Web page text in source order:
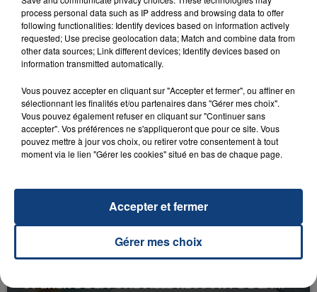
INCENDIE MORTEL À LENS : UNE FEMME ET
SON BÉBÉ ENTRE LA VIE ET LA...
Un homme s'est immolé par le feu après avoir
aspergé sa compagne et leur bébé de trois mois
d'un liquide inflammable.
OPÉRER DE LA CHEVILLE RESSORT DE LA...
process personal data such as IP address and browsing data to offer
following functionalities: Identify devices based on information actively
requested; Use precise geolocation data; Match and combine data from
other data sources; Link different devices; Identify devices based on
information transmitted automatically.
Vous pouvez accepter en cliquant sur "Accepter et fermer", ou affiner en
sélectionnant les finalités et/ou partenaires dans "Gérer mes choix".
Vous pouvez également refuser en cliquant sur "Continuer sans
accepter". Vos préférences ne s'appliqueront que pour ce site. Vous
pouvez mettre à jour vos choix, ou retirer votre consentement à tout
moment via le lien "Gérer les cookies" situé en bas de chaque page.
Gérer mes choix
Accepter et fermer